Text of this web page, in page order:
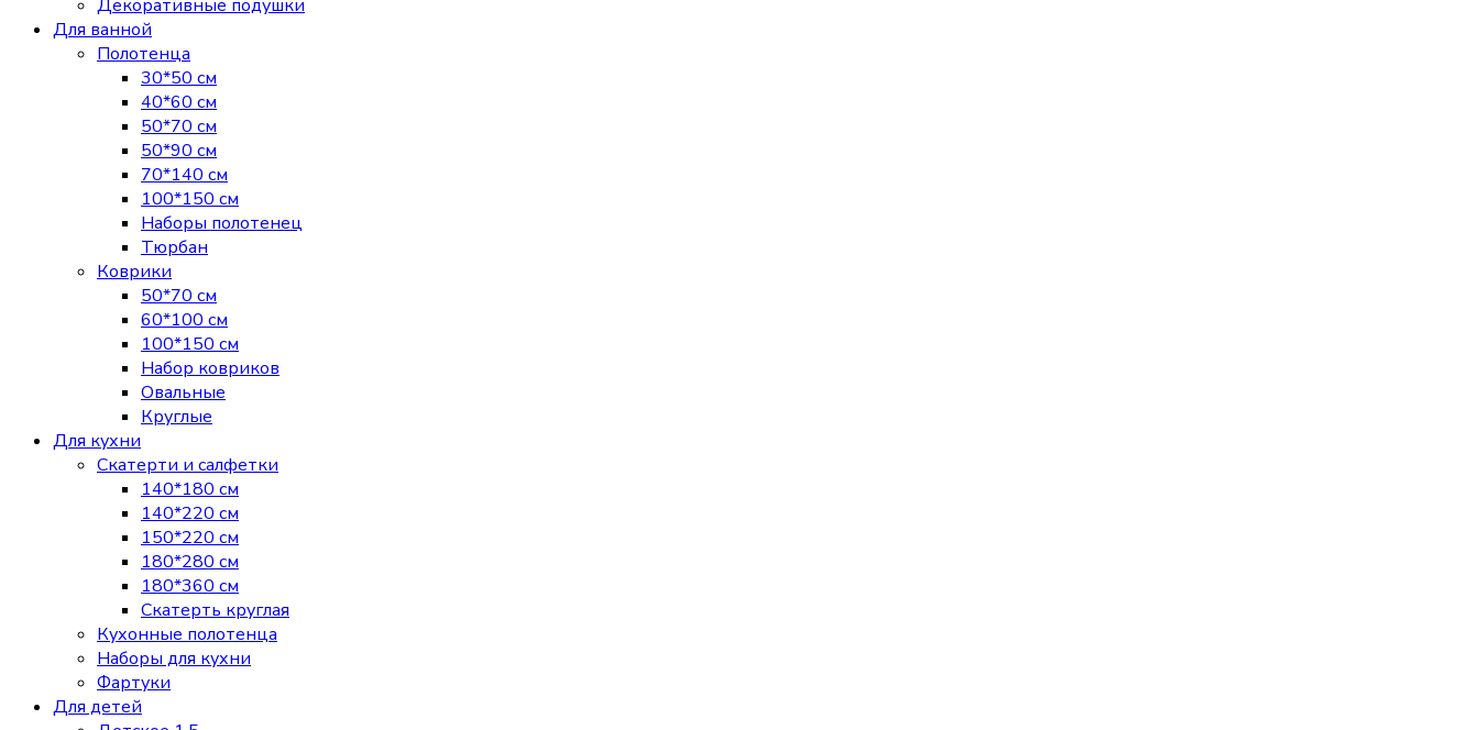
Декоративные подушки
Для ванной
Полотенца
30*50 см
40*60 см
50*70 см
50*90 см
70*140 см
100*150 см
Наборы полотенец
Тюрбан
Коврики
50*70 см
60*100 см
100*150 см
Набор ковриков
Овальные
Круглые
Для кухни
Скатерти и салфетки
140*180 см
140*220 см
150*220 см
180*280 см
180*360 см
Скатерть круглая
Кухонные полотенца
Наборы для кухни
Фартуки
Для детей